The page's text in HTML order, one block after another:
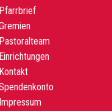
Pfarrbrief
Pastoralteam
Einrichtungen
Kontakt
Impressum